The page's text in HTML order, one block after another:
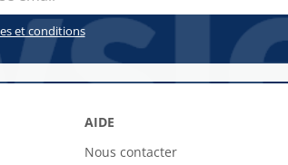
et conditions
AIDE
Nous contacter